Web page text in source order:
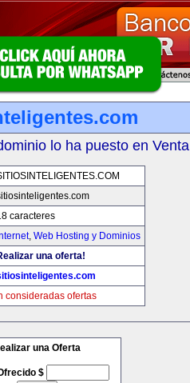
lo ha puesto en Venta
caracteres
, Web Hosting y Dominios
una oferta!
consideradas ofertas
una Oferta
$